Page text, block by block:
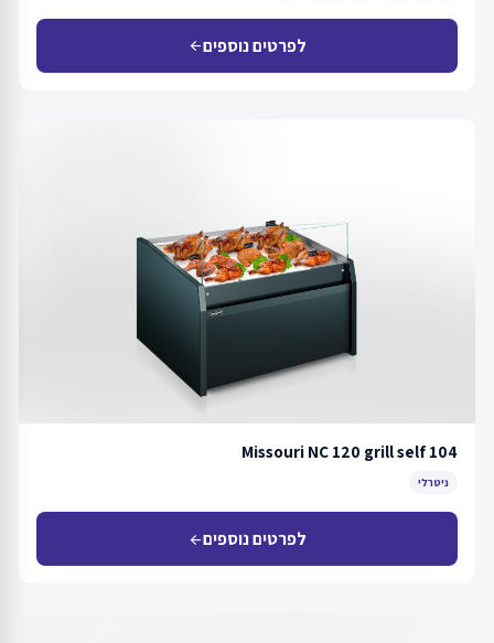
לפרטים נוספיםarrow_back
Missouri NC 120 grill self 104
ניטרלי
לפרטים נוספיםarrow_back